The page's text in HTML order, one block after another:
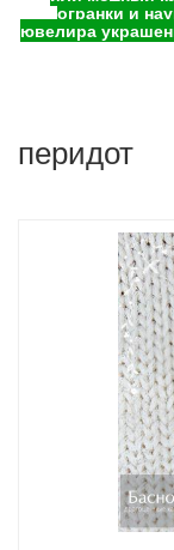
огранки и
ювелира
перидот